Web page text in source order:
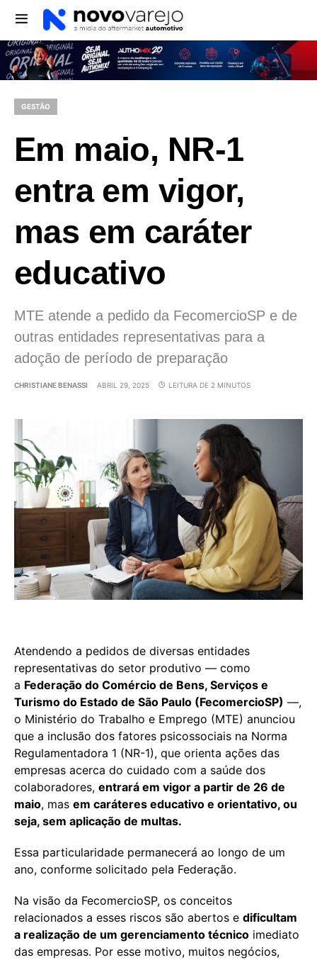
GESTÃO
Em maio, NR-1
entra em vigor,
mas em caráter
educativo
MTE atende a pedido da FecomercioSP e de
outras entidades representativas para a
adoção de período de preparação
CHRISTIANE BENASSI ABRIL 29, 2025 LEITURA DE 2 MINUTOS
Atendendo a pedidos de diversas entidades
representativas do setor produtivo — como
a Federação do Comércio de Bens, Serviços e
Turismo do Estado de São Paulo (FecomercioSP) —,
o Ministério do Trabalho e Emprego (MTE) anunciou
que a inclusão dos fatores psicossociais na Norma
Regulamentadora 1 (NR-1), que orienta ações das
empresas acerca do cuidado com a saúde dos
colaboradores, entrará em vigor a partir de 26 de
maio, mas em caráteres educativo e orientativo, ou
seja, sem aplicação de multas.
Essa particularidade permanecerá ao longo de um
ano, conforme solicitado pela Federação.
Na visão da FecomercioSP, os conceitos
relacionados a esses riscos são abertos e dificultam
a realização de um gerenciamento técnico imediato
das empresas. Por esse motivo, muitos negócios,